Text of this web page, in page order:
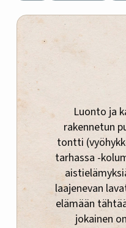
Luonto ja
rakennetun
tontti
tarhassa -
laajenevan
elämään
jokainen